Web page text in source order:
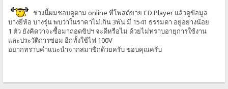
ช่วงนี้ผมชอบดูตาม online ที่โพสต์ขาย CD Player แล้วดูข้อมูล
บางยี่ห้อ บางรุ่น พบว่าในราคาไม่เกิน 3พัน มี 1541 ธรรมดา อยู่อย่างน้อย
1 ตัว ยังคิดว่าจะซื้อมาถอดขิปฯ จะดีหรือไม่ ด้วยไม่ทราบอายุการใช้งาน
และประวัติการซ่อม อีกทั้งใช้ไฟ 100V
อยากทราบคำแนะนำจากสมาขิกด้วยครับ ขอบคุณครับ